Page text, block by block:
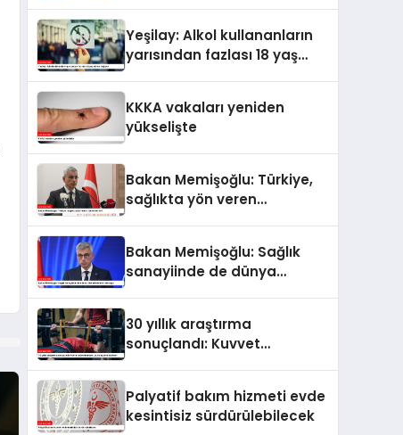
Yeşilay: Alkol kullananların
yarısından fazlası 18 yaş
KKKA vakaları yeniden
yükselişte
Bakan Memişoğlu: Türkiye,
sağlıkta yön veren
Bakan Memişoğlu: Sağlık
sanayiinde de dünya
30 yıllık araştırma
sonuçlandı: Kuvvet
Palyatif bakım hizmeti evde
kesintisiz sürdürülebilecek